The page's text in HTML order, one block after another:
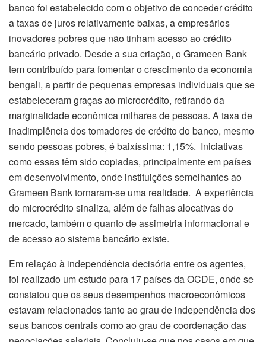
banco foi estabelecido com o objetivo de conceder crédito
a taxas de juros relativamente baixas, a empresários
inovadores pobres que não tinham acesso ao crédito
bancário privado. Desde a sua criação, o Grameen Bank
tem contribuído para fomentar o crescimento da economia
bengali, a partir de pequenas empresas individuais que se
estabeleceram graças ao microcrédito, retirando da
marginalidade econômica milhares de pessoas. A taxa de
inadimplência dos tomadores de crédito do banco, mesmo
sendo pessoas pobres, é baixíssima: 1,15%. Iniciativas
como essas têm sido copiadas, principalmente em países
em desenvolvimento, onde instituições semelhantes ao
Grameen Bank tornaram-se uma realidade. A experiência
do microcrédito sinaliza, além de falhas alocativas do
mercado, também o quanto de assimetria informacional e
de acesso ao sistema bancário existe.
Em relação à independência decisória entre os agentes,
foi realizado um estudo para 17 países da OCDE, onde se
constatou que os seus desempenhos macroeconômicos
estavam relacionados tanto ao grau de independência dos
seus bancos centrais como ao grau de coordenação das